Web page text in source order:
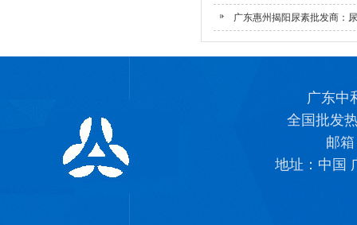
广东惠州揭阳尿素批发商：
广东中
全国批发
邮
地址：中国